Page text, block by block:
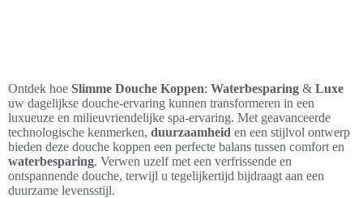
Ontdek hoe Slimme Douche Koppen: Waterbesparing & Luxe
uw dagelijkse douche-ervaring kunnen transformeren in een
luxueuze en milieuvriendelijke spa-ervaring. Met geavanceerde
technologische kenmerken, duurzaamheid en een stijlvol ontwerp
bieden deze douche koppen een perfecte balans tussen comfort en
waterbesparing. Verwen uzelf met een verfrissende en
ontspannende douche, terwijl u tegelijkertijd bijdraagt aan een
duurzame levensstijl.